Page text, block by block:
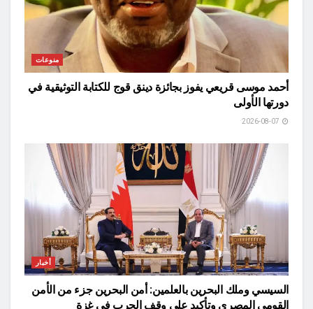
منوعات
أحمد موسى قريعي يفوز بجائزة دينق قوج للكتابة التوثيقية في
دورتها الأولى
أخبار
السيسي وملك البحرين بالعلمين: أمن البحرين جزء من الأمن
القومي المصري وتأكيد على وقف الحرب في غزة